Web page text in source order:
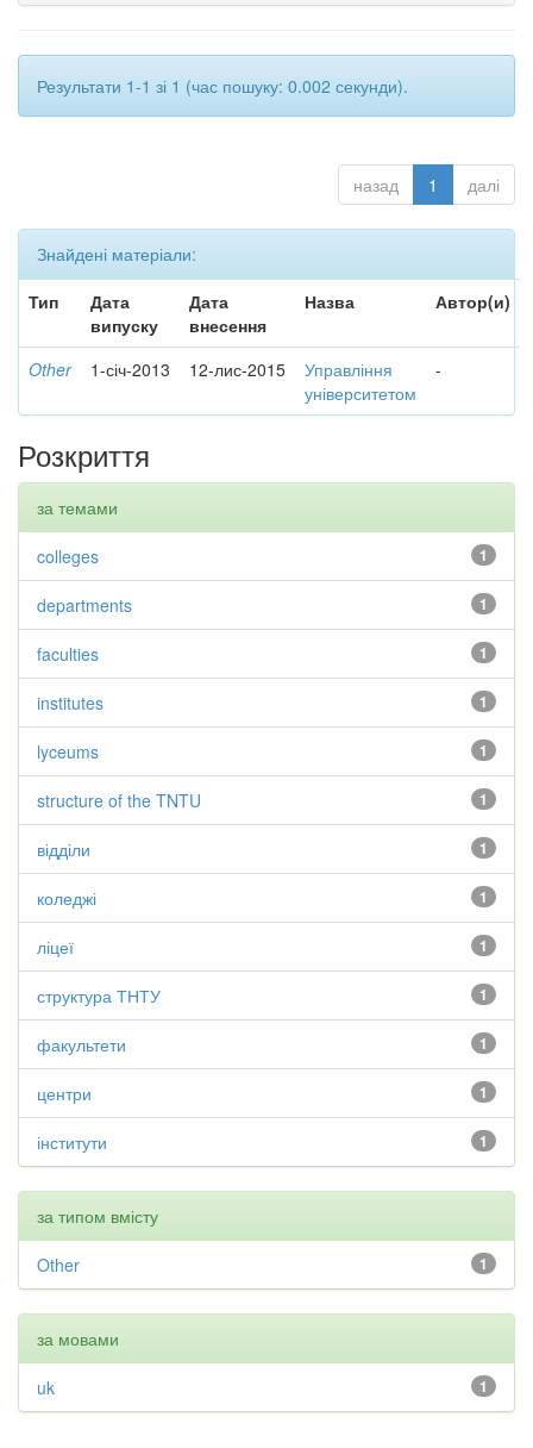
Результати 1-1 зі 1 (час пошуку: 0.002 секунди).
назад 1 далі
Знайдені матеріали:
Тип
Дата
випуску
Дата
внесення
Назва Автор(и)
Other 1-січ-2013 12-лис-2015
Управління
університетом
-
Розкриття
за темами
1
colleges
1
departments
1
faculties
1
institutes
1
lyceums
1
structure of the TNTU
1
відділи
1
коледжі
1
ліцеї
1
структура ТНТУ
1
факультети
1
центри
1
інститути
за типом вмісту
1
Other
за мовами
1
uk